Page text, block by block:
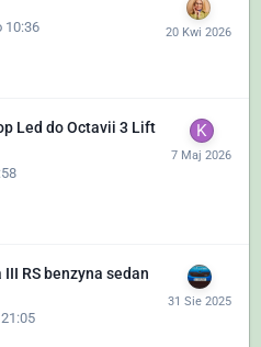
10:36
Led do Octavii 3 Lift
RS benzyna sedan